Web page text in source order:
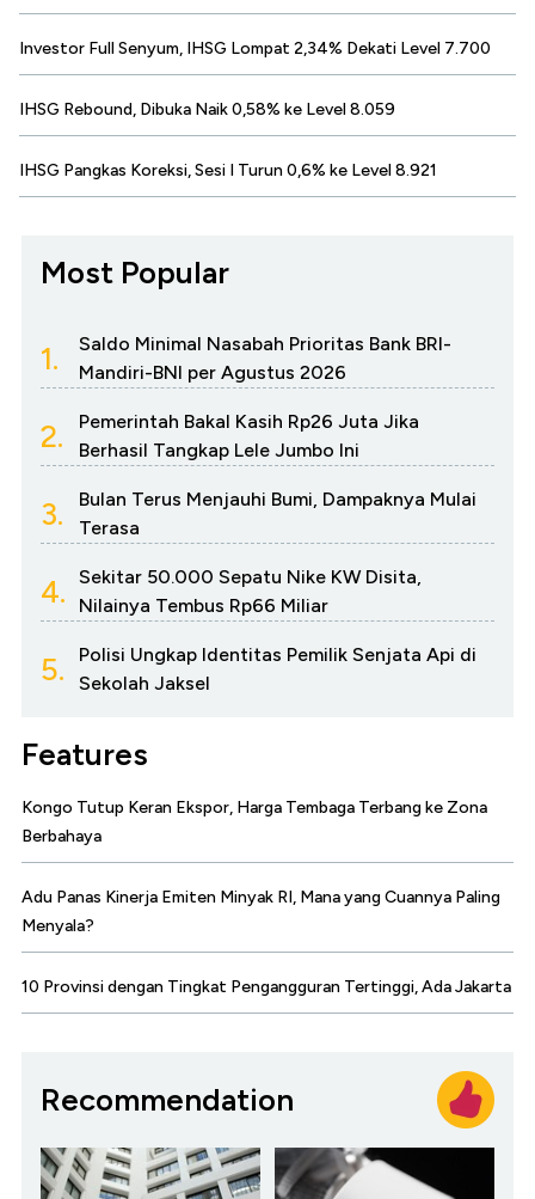
Investor Full Senyum, IHSG Lompat 2,34% Dekati Level 7.700
IHSG Rebound, Dibuka Naik 0,58% ke Level 8.059
IHSG Pangkas Koreksi, Sesi I Turun 0,6% ke Level 8.921
Most Popular
1.
Saldo Minimal Nasabah Prioritas Bank BRI-
Mandiri-BNI per Agustus 2026
2.
Pemerintah Bakal Kasih Rp26 Juta Jika
Berhasil Tangkap Lele Jumbo Ini
3.
Bulan Terus Menjauhi Bumi, Dampaknya Mulai
Terasa
4.
Sekitar 50.000 Sepatu Nike KW Disita,
Nilainya Tembus Rp66 Miliar
5.
Polisi Ungkap Identitas Pemilik Senjata Api di
Sekolah Jaksel
Features
Kongo Tutup Keran Ekspor, Harga Tembaga Terbang ke Zona
Berbahaya
Adu Panas Kinerja Emiten Minyak RI, Mana yang Cuannya Paling
Menyala?
10 Provinsi dengan Tingkat Pengangguran Tertinggi, Ada Jakarta
Recommendation